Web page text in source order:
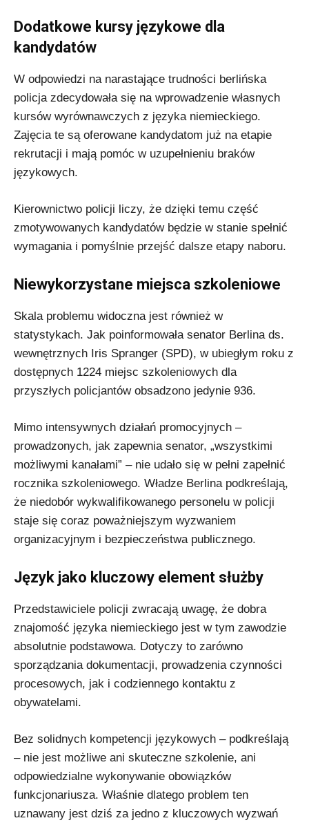
Dodatkowe kursy językowe dla
kandydatów
W odpowiedzi na narastające trudności berlińska
policja zdecydowała się na wprowadzenie własnych
kursów wyrównawczych z języka niemieckiego.
Zajęcia te są oferowane kandydatom już na etapie
rekrutacji i mają pomóc w uzupełnieniu braków
językowych.
Kierownictwo policji liczy, że dzięki temu część
zmotywowanych kandydatów będzie w stanie spełnić
wymagania i pomyślnie przejść dalsze etapy naboru.
Niewykorzystane miejsca szkoleniowe
Skala problemu widoczna jest również w
statystykach. Jak poinformowała senator Berlina ds.
wewnętrznych Iris Spranger (SPD), w ubiegłym roku z
dostępnych 1224 miejsc szkoleniowych dla
przyszłych policjantów obsadzono jedynie 936.
Mimo intensywnych działań promocyjnych –
prowadzonych, jak zapewnia senator, „wszystkimi
możliwymi kanałami” – nie udało się w pełni zapełnić
rocznika szkoleniowego. Władze Berlina podkreślają,
że niedobór wykwalifikowanego personelu w policji
staje się coraz poważniejszym wyzwaniem
organizacyjnym i bezpieczeństwa publicznego.
Język jako kluczowy element służby
Przedstawiciele policji zwracają uwagę, że dobra
znajomość języka niemieckiego jest w tym zawodzie
absolutnie podstawowa. Dotyczy to zarówno
sporządzania dokumentacji, prowadzenia czynności
procesowych, jak i codziennego kontaktu z
obywatelami.
Bez solidnych kompetencji językowych – podkreślają
– nie jest możliwe ani skuteczne szkolenie, ani
odpowiedzialne wykonywanie obowiązków
funkcjonariusza. Właśnie dlatego problem ten
uznawany jest dziś za jedno z kluczowych wyzwań